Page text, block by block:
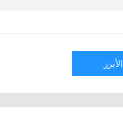
الأبرز